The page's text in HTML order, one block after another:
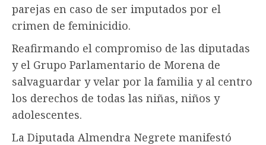
parejas en caso de ser imputados por el
crimen de feminicidio.
Reafirmando el compromiso de las diputadas
y el Grupo Parlamentario de Morena de
salvaguardar y velar por la familia y al centro
los derechos de todas las niñas, niños y
adolescentes.
La Diputada Almendra Negrete manifestó